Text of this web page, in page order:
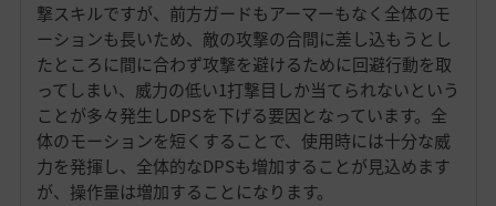
撃スキルですが、前方ガードもアーマーもなく全体のモ
ーションも長いため、敵の攻撃の合間に差し込もうとし
たところに間に合わず攻撃を避けるために回避行動を取
ってしまい、威力の低い1打撃目しか当てられないという
ことが多々発生しDPSを下げる要因となっています。全
体のモーションを短くすることで、使用時には十分な威
力を発揮し、全体的なDPSも増加することが見込めます
が、操作量は増加することになります。